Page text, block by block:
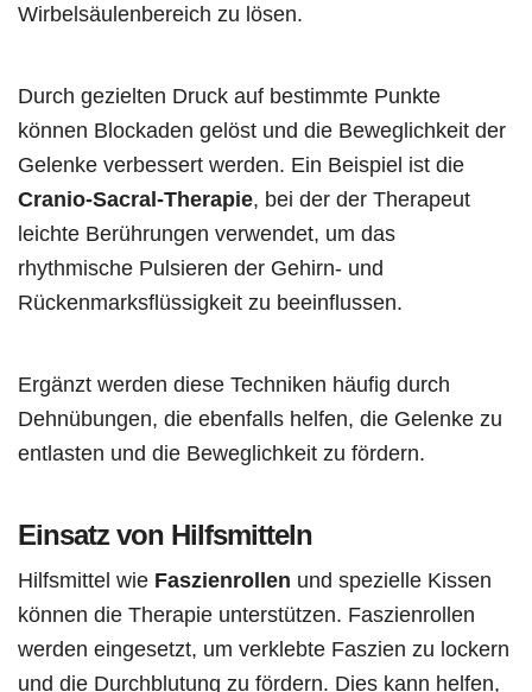
Wirbelsäulenbereich zu lösen.
Durch gezielten Druck auf bestimmte Punkte
können Blockaden gelöst und die Beweglichkeit der
Gelenke verbessert werden. Ein Beispiel ist die
Cranio-Sacral-Therapie, bei der der Therapeut
leichte Berührungen verwendet, um das
rhythmische Pulsieren der Gehirn- und
Rückenmarksflüssigkeit zu beeinflussen.
Ergänzt werden diese Techniken häufig durch
Dehnübungen, die ebenfalls helfen, die Gelenke zu
entlasten und die Beweglichkeit zu fördern.
Einsatz von Hilfsmitteln
Hilfsmittel wie Faszienrollen und spezielle Kissen
können die Therapie unterstützen. Faszienrollen
werden eingesetzt, um verklebte Faszien zu lockern
und die Durchblutung zu fördern. Dies kann helfen,